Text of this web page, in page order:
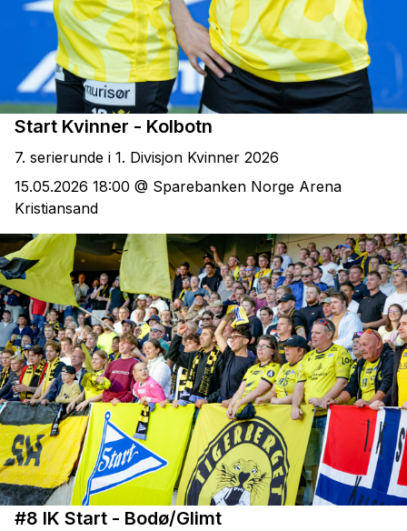
Start Kvinner - Kolbotn
7. serierunde i 1. Divisjon Kvinner 2026
15.05.2026 18:00 @ Sparebanken Norge Arena
Kristiansand
#8 IK Start - Bodø/Glimt